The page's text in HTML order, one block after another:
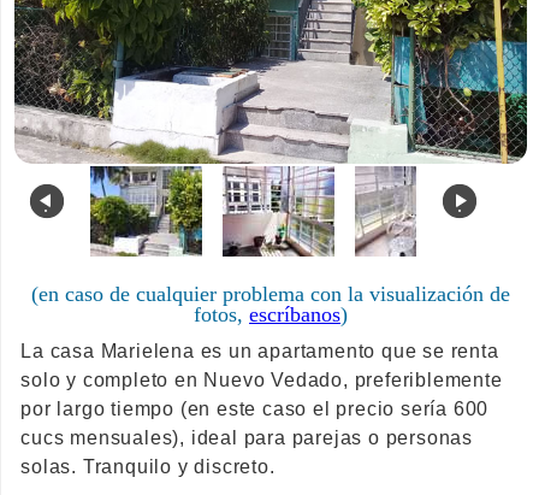
. .
(en caso de cualquier problema con la visualización de
fotos, escríbanos)
La casa Marielena es un apartamento que se renta
solo y completo en Nuevo Vedado, preferiblemente
por largo tiempo (en este caso el precio sería 600
cucs mensuales), ideal para parejas o personas
solas. Tranquilo y discreto.